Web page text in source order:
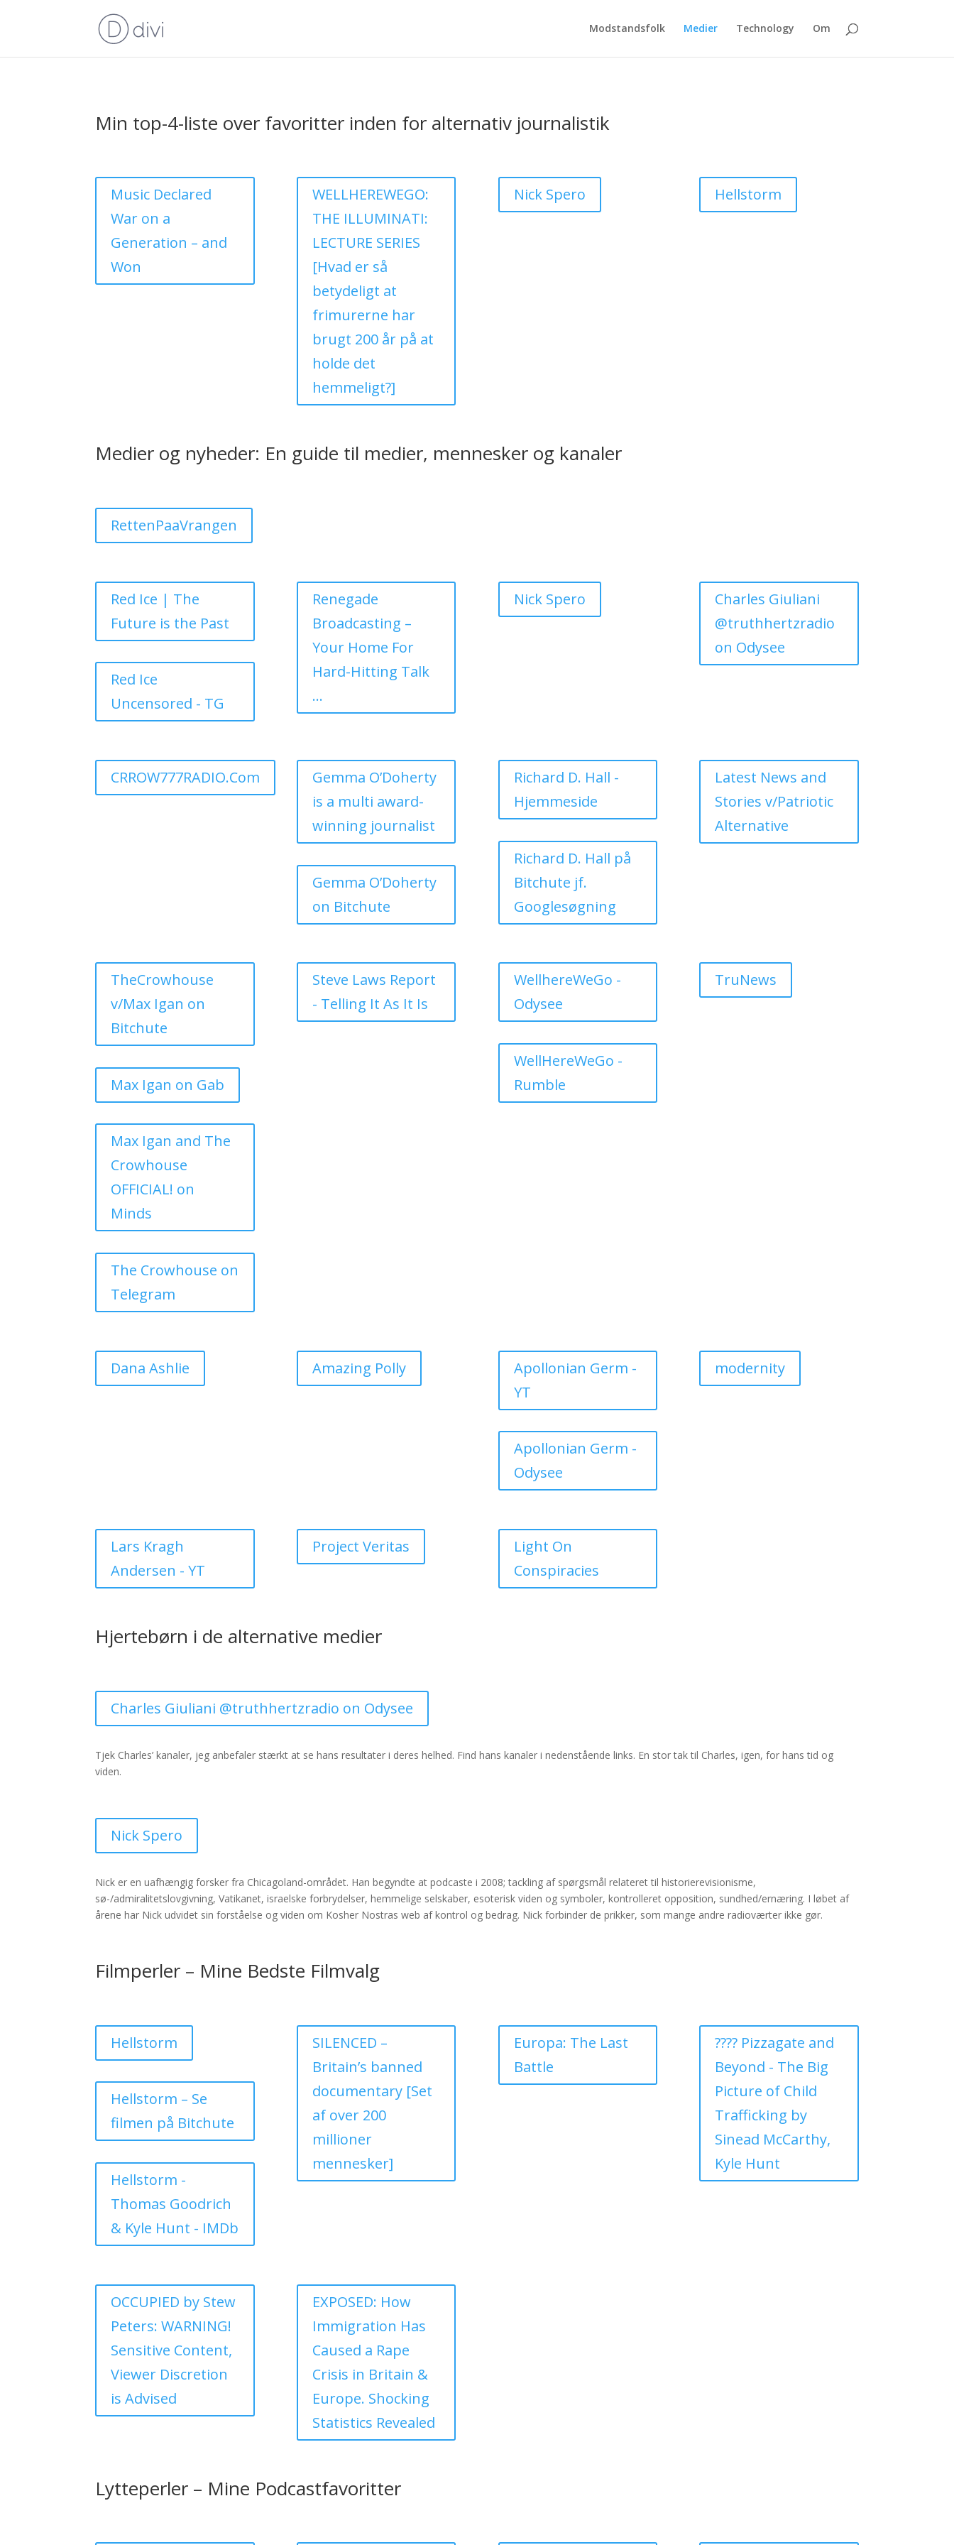
Modstandsfolk Medier Technology Om
Min top-4-liste over favoritter inden for alternativ journalistik
Music Declared
War on a
Generation – and
Won
WELLHEREWEGO:
THE ILLUMINATI:
LECTURE SERIES
[Hvad er så
betydeligt at
frimurerne har
brugt 200 år på at
holde det
hemmeligt?]
Nick Spero Hellstorm
Medier og nyheder: En guide til medier, mennesker og kanaler
RettenPaaVrangen
Red Ice | The
Future is the Past
Red Ice
Uncensored - TG
Renegade
Broadcasting –
Your Home For
Hard-Hitting Talk
...
Nick Spero
Charles Giuliani
@truthhertzradio
on Odysee
CRROW777RADIO.Com
Gemma O’Doherty
is a multi award-
winning journalist
Gemma O’Doherty
on Bitchute
Richard D. Hall -
Hjemmeside
Richard D. Hall på
Bitchute jf.
Googlesøgning
Latest News and
Stories v/Patriotic
Alternative
TheCrowhouse
v/Max Igan on
Bitchute
Max Igan on Gab
Max Igan and The
Crowhouse
OFFICIAL! on
Minds
The Crowhouse on
Telegram
Steve Laws Report
- Telling It As It Is
WellhereWeGo -
Odysee
WellHereWeGo -
Rumble
TruNews
Dana Ashlie Amazing Polly
Apollonian Germ -
YT
Apollonian Germ -
Odysee
modernity
Lars Kragh
Andersen - YT
Project Veritas
Light On
Conspiracies
Hjertebørn i de alternative medier
Charles Giuliani @truthhertzradio on Odysee
Tjek Charles’ kanaler, jeg anbefaler stærkt at se hans resultater i deres helhed. Find hans kanaler i nedenstående links. En stor tak til Charles, igen, for hans tid og
viden.
Nick Spero
Nick er en uafhængig forsker fra Chicagoland-området. Han begyndte at podcaste i 2008; tackling af spørgsmål relateret til historierevisionisme,
sø-/admiralitetslovgivning, Vatikanet, israelske forbrydelser, hemmelige selskaber, esoterisk viden og symboler, kontrolleret opposition, sundhed/ernæring. I løbet af
årene har Nick udvidet sin forståelse og viden om Kosher Nostras web af kontrol og bedrag. Nick forbinder de prikker, som mange andre radioværter ikke gør.
Filmperler – Mine Bedste Filmvalg
Hellstorm
Hellstorm – Se
filmen på Bitchute
Hellstorm -
Thomas Goodrich
& Kyle Hunt - IMDb
SILENCED –
Britain’s banned
documentary [Set
af over 200
millioner
mennesker]
Europa: The Last
Battle
???? Pizzagate and
Beyond - The Big
Picture of Child
Trafficking by
Sinead McCarthy,
Kyle Hunt
OCCUPIED by Stew
Peters: WARNING!
Sensitive Content,
Viewer Discretion
is Advised
EXPOSED: How
Immigration Has
Caused a Rape
Crisis in Britain &
Europe. Shocking
Statistics Revealed
Lytteperler – Mine Podcastfavoritter